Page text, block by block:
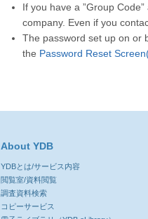
If you have a ”Group
company. Even if you
The password set up on or
the Password Reset
About YDB
YDBとは/サービス内容
閲覧室/資料閲覧
調査資料検索
コピーサービス